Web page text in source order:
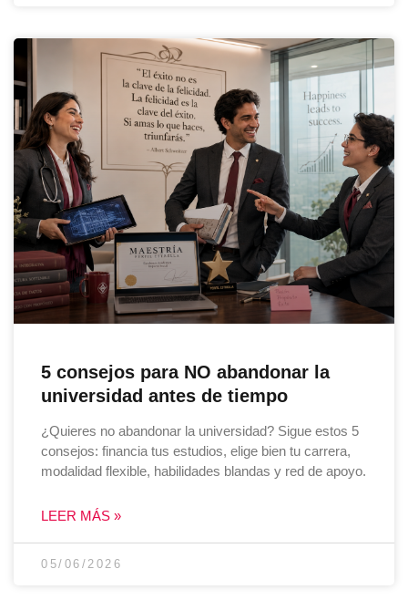
5 consejos para NO abandonar la
universidad antes de tiempo
¿Quieres no abandonar la universidad? Sigue estos 5
consejos: financia tus estudios, elige bien tu carrera,
modalidad flexible, habilidades blandas y red de apoyo.
LEER MÁS »
05/06/2026